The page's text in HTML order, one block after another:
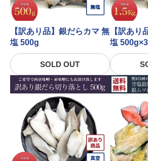
【訳あり品】銀だらカマ 無
塩 500g
SOLD OUT
【訳あり
塩 500g×3